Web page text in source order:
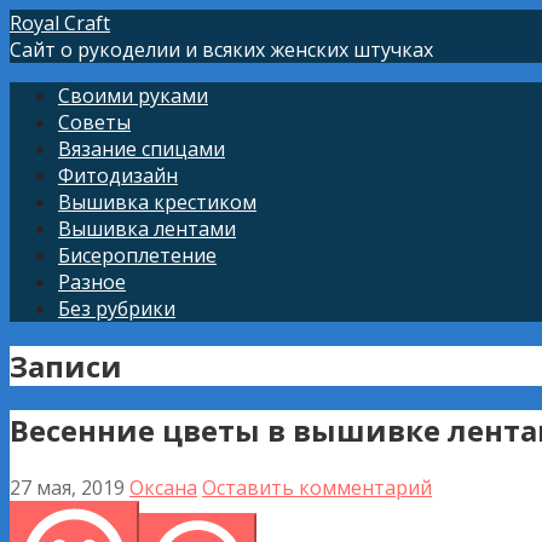
Перейти
к
Royal Craft
Сайт о рукоделии и всяких женских штучках
Своими руками
Советы
Вязание спицами
Фитодизайн
Вышивка крестиком
Вышивка лентами
Бисероплетение
Разное
Без рубрики
Записи
Весенние цветы в вышивке
27 мая, 2019 Оксана Оставить комментарий